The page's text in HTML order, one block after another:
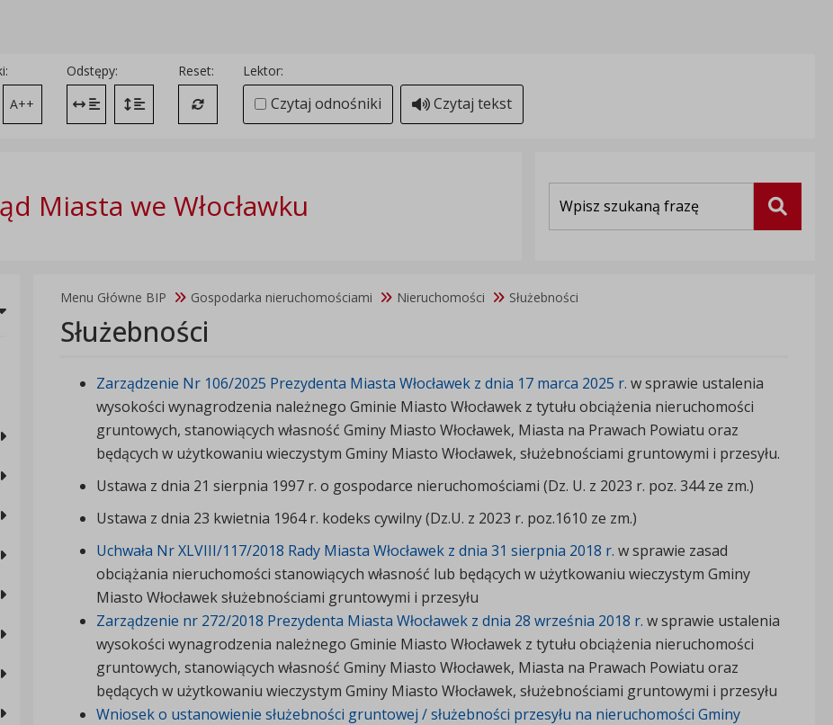
A++
Odstępy:
Zmień odstęp między literami
Zmień interlinię i margines między paragrafami
Reset:
Przywróć ustawienia domyślne
Lektor:
Czytaj odnośniki Czytaj tekst
Miasta we Włocławku Szukaj
Menu Główne BIP Gospodarka nieruchomościami Nieruchomości Służebności
Służebności
Zarządzenie Nr 106/2025 Prezydenta Miasta Włocławek z dnia 17 marca 2025 r. w sprawie ustalenia
wysokości wynagrodzenia należnego Gminie Miasto Włocławek z tytułu obciążenia nieruchomości
gruntowych, stanowiących własność Gminy Miasto Włocławek, Miasta na Prawach Powiatu oraz
będących w użytkowaniu wieczystym Gminy Miasto Włocławek, służebnościami gruntowymi i przesyłu.
Ustawa z dnia 21 sierpnia 1997 r. o gospodarce nieruchomościami (Dz. U. z 2023 r. poz. 344 ze zm.)
Ustawa z dnia 23 kwietnia 1964 r. kodeks cywilny (Dz.U. z 2023 r. poz.1610 ze zm.)
Uchwała Nr XLVIII/117/2018 Rady Miasta Włocławek z dnia 31 sierpnia 2018 r. w sprawie zasad
obciążania nieruchomości stanowiących własność lub będących w użytkowaniu wieczystym Gminy
Miasto Włocławek służebnościami gruntowymi i przesyłu
Zarządzenie nr 272/2018 Prezydenta Miasta Włocławek z dnia 28 września 2018 r. w sprawie ustalenia
wysokości wynagrodzenia należnego Gminie Miasto Włocławek z tytułu obciążenia nieruchomości
gruntowych, stanowiących własność Gminy Miasto Włocławek, Miasta na Prawach Powiatu oraz
będących w użytkowaniu wieczystym Gminy Miasto Włocławek, służebnościami gruntowymi i przesyłu
Wniosek o ustanowienie służebności gruntowej / służebności przesyłu na nieruchomości Gminy